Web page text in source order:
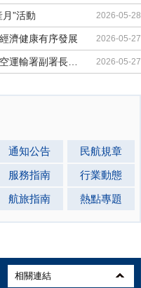
”活動 2026-05-28
濟健康有序發展 2026-05-27
2026-05-27
通知公告
民航規章
服務指南
行業動態
航旅指南 熱點專題